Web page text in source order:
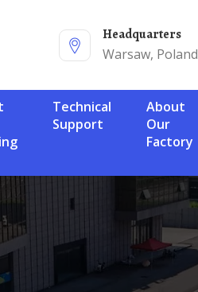
Headquarters
Warsaw, Poland
Technical
Support
About
Our
Factory